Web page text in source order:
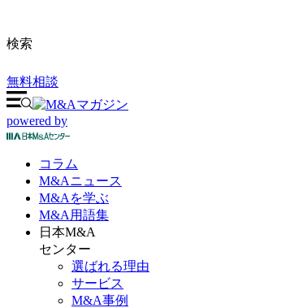
検索
無料相談
powered by
コラム
M&Aニュース
M&Aを学ぶ
M&A 用語集
日本M&A
センター
選ばれる理由
サービス
M&A事例